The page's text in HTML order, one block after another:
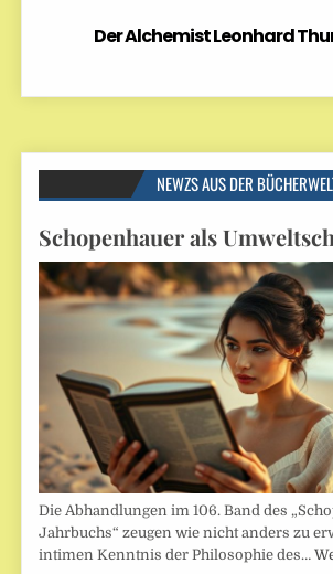
Der Alchemist Leonhard
NEWZS AUS DER
Schopenhauer als
Die Abhandlungen im 106. Band des
Jahrbuchs“ zeugen wie nicht anders zu
intimen Kenntnis der Philosophie des…